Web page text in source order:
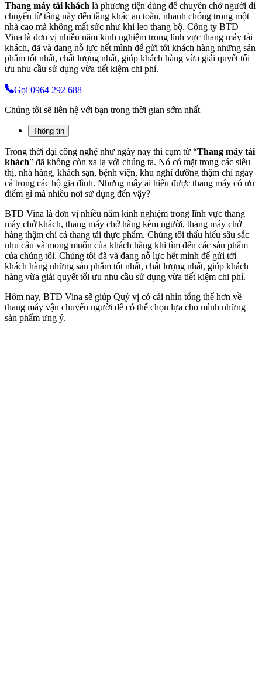
Thang máy tải khách là phương tiện dùng để chuyên chở người di
chuyển từ tầng này đến tầng khác an toàn, nhanh chóng trong một
nhà cao mà không mất sức như khi leo thang bộ. Công ty BTD
Vina là đơn vị nhiều năm kinh nghiệm trong lĩnh vực thang máy tải
khách, đã và đang nỗ lực hết mình để gửi tới khách hàng những sản
phẩm tốt nhất, chất lượng nhất, giúp khách hàng vừa giải quyết tối
ưu nhu cầu sử dụng vừa tiết kiệm chi phí.
Gọi 0964 292 688
Chúng tôi sẽ liên hệ với bạn trong thời gian sớm nhất
Thông tin
Trong thời đại công nghệ như ngày nay thì cụm từ “Thang máy tải
khách” đã không còn xa lạ với chúng ta. Nó có mặt trong các siêu
thị, nhà hàng, khách sạn, bệnh viện, khu nghỉ dưỡng thậm chí ngay
cả trong các hộ gia đình. Nhưng mấy ai hiểu được thang máy có ưu
điểm gì mà nhiều nơi sử dụng đến vậy?
BTD Vina là đơn vị nhiều năm kinh nghiệm trong lĩnh vực thang
máy chở khách, thang máy chở hàng kèm người, thang máy chở
hàng thậm chí cả thang tải thực phẩm. Chúng tôi thấu hiểu sâu sắc
nhu cầu và mong muốn của khách hàng khi tìm đến các sản phẩm
của chúng tôi. Chúng tôi đã và đang nỗ lực hết mình để gửi tới
khách hàng những sản phẩm tốt nhất, chất lượng nhất, giúp khách
hàng vừa giải quyết tối ưu nhu cầu sử dụng vừa tiết kiệm chi phí.
Hôm nay, BTD Vina sẽ giúp Quý vị có cái nhìn tổng thể hơn về
thang máy vận chuyển người để có thể chọn lựa cho mình những
sản phẩm ưng ý.